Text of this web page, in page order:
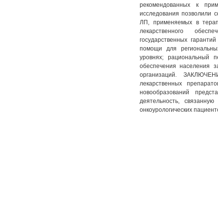
рекомендованных к
исследования позволили
ЛП, применяемых в
лекарственного
государственных
помощи для
уровнях; рациональный
обеспечения населения
организаций.
лекарственных
новообразований
деятельность,
онкоурологических